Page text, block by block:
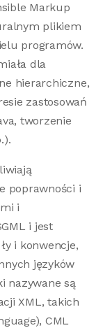
Markup
plikiem
programów.
dla
hierarchiczne,
zastosowań
tworzenie
poprawności i
i
i jest
i konwencje,
języków
nazywane są
XML, takich
CML